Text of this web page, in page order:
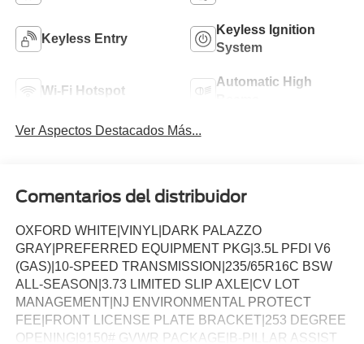
Keyless Entry
Keyless Ignition
System
Wi-Fi Hotspot
Automatic High
Ver Aspectos Destacados Más...
Comentarios del distribuidor
OXFORD WHITE|VINYL|DARK PALAZZO
GRAY|PREFERRED EQUIPMENT PKG|3.5L PFDI V6
(GAS)|10-SPEED TRANSMISSION|235/65R16C BSW
ALL-SEASON|3.73 LIMITED SLIP AXLE|CV LOT
MANAGEMENT|NJ ENVIRONMENTAL PROTECT
FEE|FRONT LICENSE PLATE BRACKET|253 DEGREE
OPENING|9150# GVWR PACKAGE|B-PILLAR ASSIST